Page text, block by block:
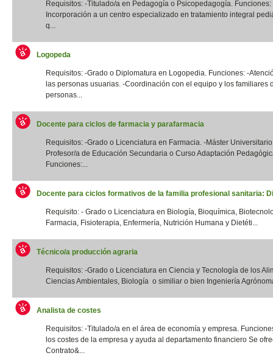
Requisitos: -Titulado/a en Pedagogía o Psicopedagogía. Funciones:
Incorporación a un centro especializado en tratamiento integral
q...
Logopeda
Requisitos: -Grado o Diplomatura en Logopedia. Funciones: -
las personas usuarias. -Coordinación con el equipo y los familiares
personas...
Docente para ciclos de farmacia y parafarmacia
Requisitos: -Grado o Licenciatura en Farmacia. -Máster
Profesor/a de Educación Secundaria o Curso Adaptación
Funciones:...
Docente para ciclos formativos de la familia profesional sanitaria:
Requisito: - Grado o Licenciatura en Biología, Bioquímica,
Farmacia, Fisioterapia, Enfermería, Nutrición Humana y Dietéti...
Técnico/a producción agraria
Requisitos: -Grado o Licenciatura en Ciencia y Tecnología de los
Ciencias Ambientales, Biología o similiar o bien Ingeniería
Analista de costes
Requisitos: -Titulado/a en el área de economía y empresa.
los costes de la empresa y ayuda al departamento financiero Se
Contrato&...